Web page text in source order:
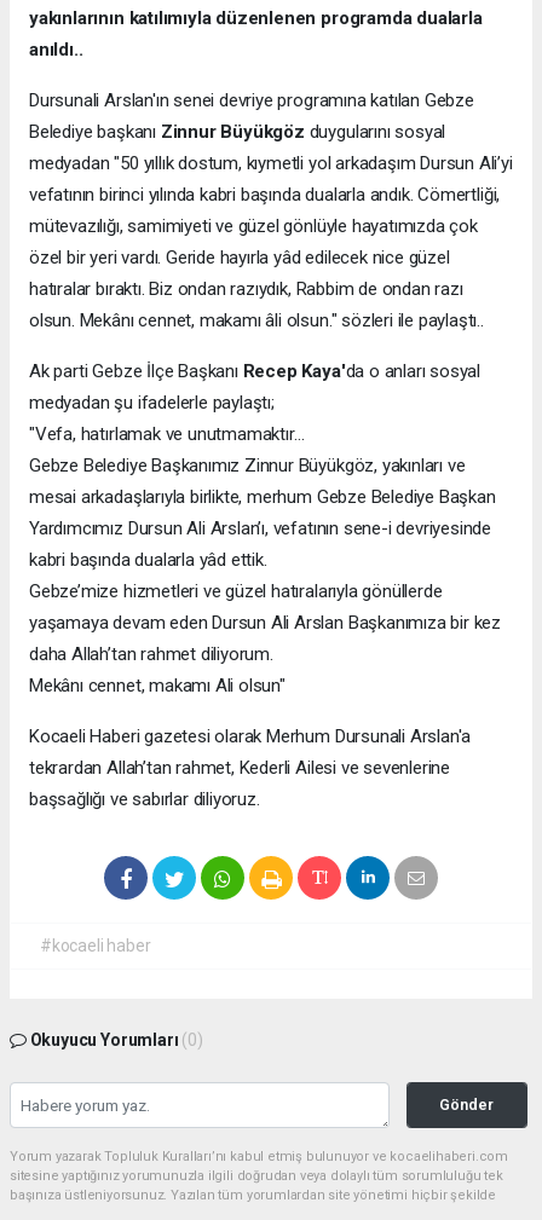
yakınlarının katılımıyla düzenlenen programda dualarla
anıldı..
Dursunali Arslan'ın senei devriye programına katılan Gebze
Belediye başkanı Zinnur Büyükgöz duygularını sosyal
medyadan "50 yıllık dostum, kıymetli yol arkadaşım Dursun Ali’yi
vefatının birinci yılında kabri başında dualarla andık. Cömertliği,
mütevazılığı, samimiyeti ve güzel gönlüyle hayatımızda çok
özel bir yeri vardı. Geride hayırla yâd edilecek nice güzel
hatıralar bıraktı. Biz ondan razıydık, Rabbim de ondan razı
olsun. Mekânı cennet, makamı âli olsun." sözleri ile paylaştı..
Ak parti Gebze İlçe Başkanı Recep Kaya'da o anları sosyal
medyadan şu ifadelerle paylaştı;
"Vefa, hatırlamak ve unutmamaktır…
Gebze Belediye Başkanımız Zinnur Büyükgöz, yakınları ve
mesai arkadaşlarıyla birlikte, merhum Gebze Belediye Başkan
Yardımcımız Dursun Ali Arslan’ı, vefatının sene-i devriyesinde
kabri başında dualarla yâd ettik.
Gebze’mize hizmetleri ve güzel hatıralarıyla gönüllerde
yaşamaya devam eden Dursun Ali Arslan Başkanımıza bir kez
daha Allah’tan rahmet diliyorum.
Mekânı cennet, makamı Ali olsun"
Kocaeli Haberi gazetesi olarak Merhum Dursunali Arslan'a
tekrardan Allah’tan rahmet, Kederli Ailesi ve sevenlerine
başsağlığı ve sabırlar diliyoruz.
#kocaeli haber
Okuyucu Yorumları (0)
Gönder
Yorum yazarak Topluluk Kuralları’nı kabul etmiş bulunuyor ve kocaelihaberi.com
sitesine yaptığınız yorumunuzla ilgili doğrudan veya dolaylı tüm sorumluluğu tek
başınıza üstleniyorsunuz. Yazılan tüm yorumlardan site yönetimi hiçbir şekilde